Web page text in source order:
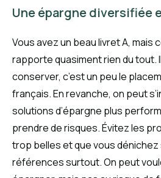
Une épargne diversifiée
Vous avez un beau livret A, mais
rapporte quasiment rien du tout.
conserver, c’est un peu le
français. En revanche, on peut
solutions d’épargne plus
prendre de risques. Évitez les
trop belles et que vous
références surtout. On peut